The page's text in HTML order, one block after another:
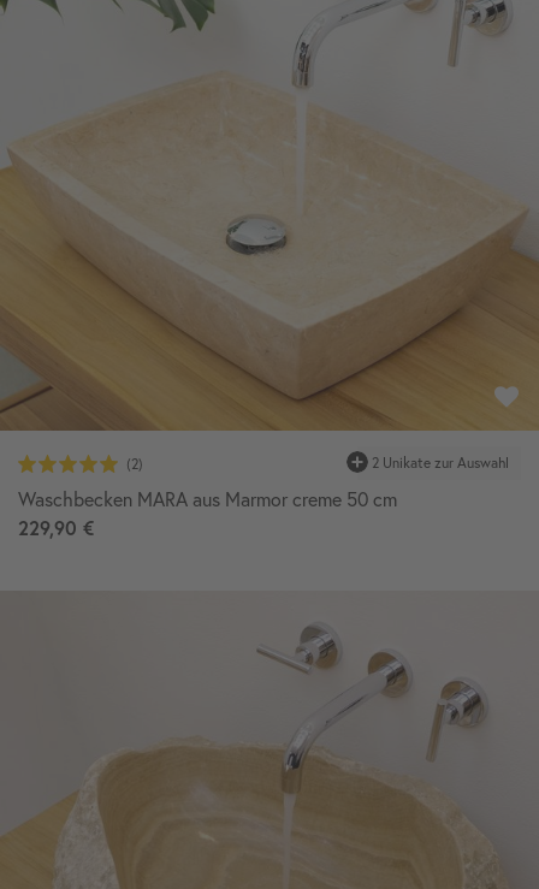
Waschbecken MARA aus Marmor creme 50 cm
229,90 €